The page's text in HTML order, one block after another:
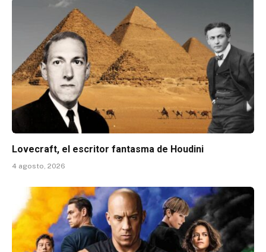
Lovecraft, el escritor fantasma de Houdini
4 agosto, 2026